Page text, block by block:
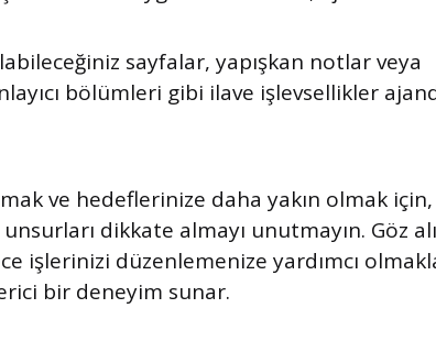
sayfalar, yapışkan notlar veya
bölümleri gibi ilave işlevsellikler
ve hedeflerinize daha yakın olmak
dikkate almayı unutmayın. Göz
işlerinizi düzenlemenize yardımcı
bir deneyim sunar.